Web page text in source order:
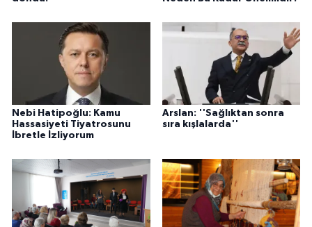
Nebi Hatipoğlu: Kamu
Hassasiyeti Tiyatrosunu
İbretle İzliyorum
Arslan: ''Sağlıktan sonra
sıra kışlalarda''